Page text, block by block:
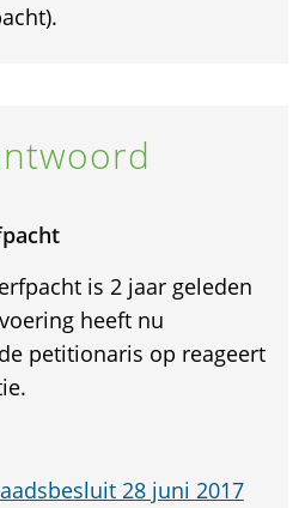
is 2 jaar geleden
heeft nu
petitionaris op reageert
28 juni 2017